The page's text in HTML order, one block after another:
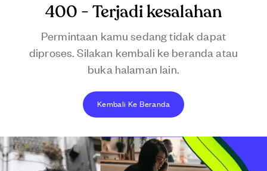
400 - Terjadi kesalahan
Permintaan kamu sedang tidak dapat
diproses. Silakan kembali ke beranda atau
buka halaman lain.
Kembali Ke Beranda